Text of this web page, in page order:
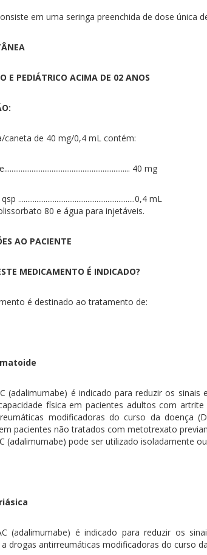
em uma seringa preenchida de dose única
E PEDIÁTRICO ACIMA DE 02 ANOS
caneta de 40 mg/0,4 mL contém:
40 mg
................................................................0,4 mL
80 e água para injetáveis.
AO PACIENTE
MEDICAMENTO É INDICADO?
é destinado ao tratamento de:
(adalimumabe) é indicado para reduzir os
física em pacientes adultos com
modificadoras do curso da doença
pacientes não tratados com metotrexato
(adalimumabe) pode ser utilizado isoladamente
(adalimumabe) é indicado para reduzir os
drogas antirreumáticas modificadoras do curso